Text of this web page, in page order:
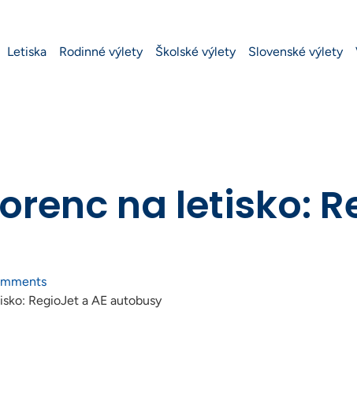
Letiska Rodinné výlety Školské výlety Slovenské výlety
na letisko:
RegioJet a AE autobusy